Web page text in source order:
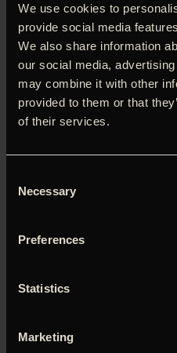
We use cookies to
provide social media
We also share information
our social media,
may combine it with other
provided to them or that
of their services.
Selection
Necessary
Preferences
Statistics
Marketing
historisk værk med afsæt i
hovedfigur er den unge
(Tom Schilling), der efter
sin medstuderende Ellie
far, den celebre gynækolog
er på ingen måde
kæreste, så han gør, hvad
Seebands fortid og de
Oscar-kandidat.
Du skal tillade marketing-
video.
Klik her for at